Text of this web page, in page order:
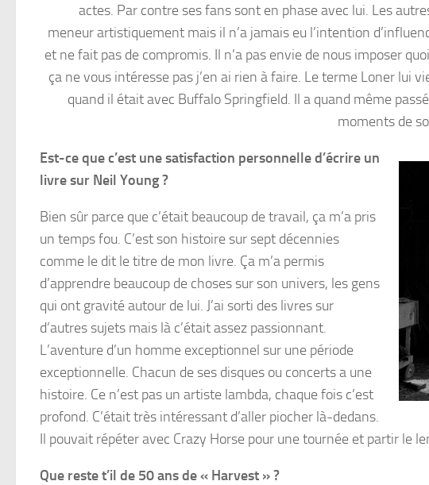
actes. Par contre ses fans sont en phase avec lui. Les
meneur artistiquement mais il n’a jamais eu l’intention
et ne fait pas de compromis. Il n’a pas envie de nous imposer
ça ne vous intéresse pas j’en ai rien à faire. Le terme Loner lui
quand il était avec Buffalo Springfield. Il a quand même
moments de
Est-ce que c’est une satisfaction personnelle d’écrire un
livre sur Neil Young ?
Bien sûr parce que c’était beaucoup de travail, ça m’a pris
un temps fou. C’est son histoire sur sept décennies
comme le dit le titre de mon livre. Ça m’a permis
d’apprendre beaucoup de choses sur son univers, les gens
qui ont gravité autour de lui. J’ai sorti des livres sur
d’autres sujets mais là c’était assez passionnant.
L’aventure d’un homme exceptionnel sur une période
exceptionnelle. Chacun de ses disques ou concerts a une
histoire. Ce n’est pas un artiste lambda, chaque fois c’est
profond. C’était très intéressant d’aller piocher là-dedans.
Il pouvait répéter avec Crazy Horse pour une tournée et partir le
Que reste t’il de 50 ans de « Harvest » ?